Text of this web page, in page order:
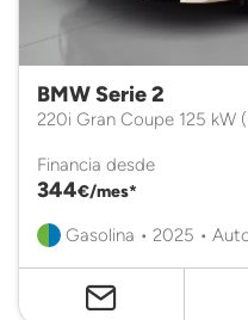
BMW Serie 2
220i Gran Coupe 125 kW
Financia desde
344€/mes*
Gasolina • 2025 •